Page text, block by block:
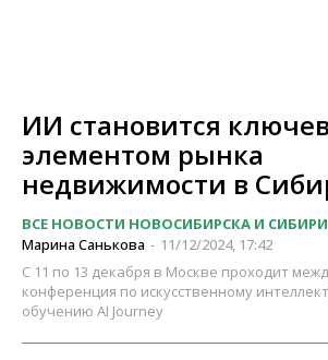
ИИ становится
элементом рынка
недвижимости в
ВСЕ НОВОСТИ НОВОСИБИРСКА И СИБИРИ
Марина Санькова - 11/12/2024, 17:42
С 11 по 13 декабря в Москве проходит
конференция по искусственному
обучению AI Journey